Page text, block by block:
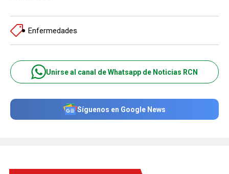
Enfermedades
Unirse al canal de Whatsapp de Noticias RCN
Síguenos en Google News